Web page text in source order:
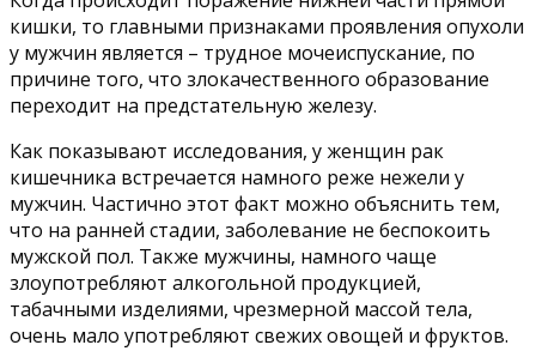
кишки, то главными признаками проявления опухоли
у мужчин является – трудное мочеиспускание, по
причине того, что злокачественного образование
переходит на предстательную железу.
Как показывают исследования, у женщин рак
кишечника встречается намного реже нежели у
мужчин. Частично этот факт можно объяснить тем,
что на ранней стадии, заболевание не беспокоить
мужской пол. Также мужчины, намного чаще
злоупотребляют алкогольной продукцией,
табачными изделиями, чрезмерной массой тела,
очень мало употребляют свежих овощей и фруктов.